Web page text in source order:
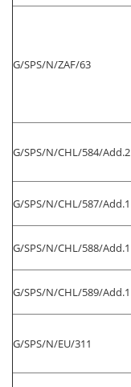
G/SPS/N/ZAF/63
G/SPS/N/CHL/584/Add.2
G/SPS/N/CHL/587/Add.1
G/SPS/N/CHL/588/Add.1
G/SPS/N/CHL/589/Add.1
G/SPS/N/EU/311